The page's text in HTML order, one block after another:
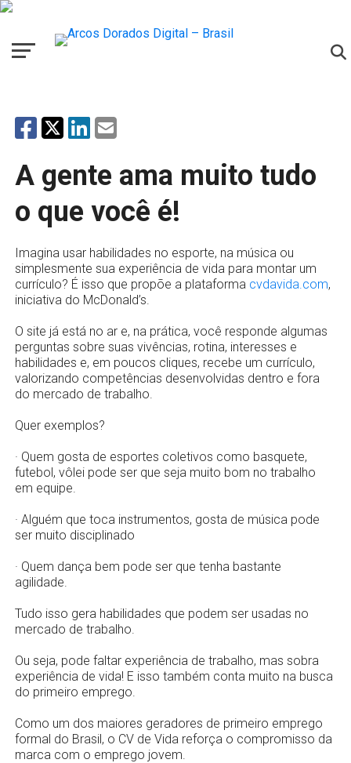
A gente ama muito tudo
o que você é!
Imagina usar habilidades no esporte, na música ou
simplesmente sua experiência de vida para montar um
currículo? É isso que propõe a plataforma cvdavida.com,
iniciativa do McDonald’s.
O site já está no ar e, na prática, você responde algumas
perguntas sobre suas vivências, rotina, interesses e
habilidades e, em poucos cliques, recebe um currículo,
valorizando competências desenvolvidas dentro e fora
do mercado de trabalho.
Quer exemplos?
· Quem gosta de esportes coletivos como basquete,
futebol, vôlei pode ser que seja muito bom no trabalho
em equipe.
· Alguém que toca instrumentos, gosta de música pode
ser muito disciplinado
· Quem dança bem pode ser que tenha bastante
agilidade.
Tudo isso gera habilidades que podem ser usadas no
mercado de trabalho.
Ou seja, pode faltar experiência de trabalho, mas sobra
experiência de vida! E isso também conta muito na busca
do primeiro emprego.
Como um dos maiores geradores de primeiro emprego
formal do Brasil, o CV de Vida reforça o compromisso da
marca com o emprego jovem.